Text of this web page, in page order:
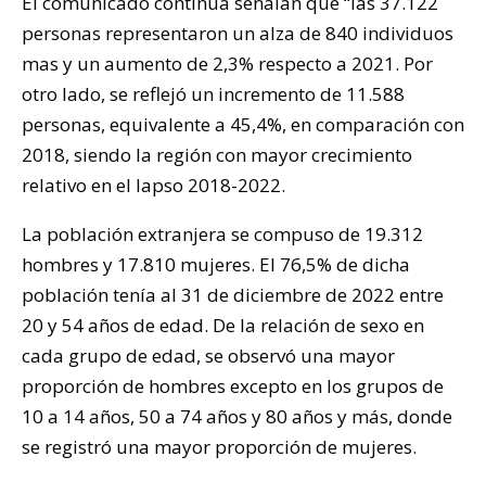
personas representaron un alza de 840 individuos
mas y un aumento de 2,3% respecto a 2021. Por
otro lado, se reflejó un incremento de 11.588
personas, equivalente a 45,4%, en comparación con
2018, siendo la región con mayor crecimiento
relativo en el lapso 2018-2022.
La población extranjera se compuso de 19.312
hombres y 17.810 mujeres. El 76,5% de dicha
población tenía al 31 de diciembre de 2022 entre
20 y 54 años de edad. De la relación de sexo en
cada grupo de edad, se observó una mayor
proporción de hombres excepto en los grupos de
10 a 14 años, 50 a 74 años y 80 años y más, donde
se registró una mayor proporción de mujeres.